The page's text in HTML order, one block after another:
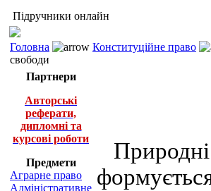
Підручники онлайн
Головна Конституційне право
свободи
Партнери
Авторські
реферати,
дипломні та
курсові роботи
Предмети
Аграрне право
Адміністративне
Природні